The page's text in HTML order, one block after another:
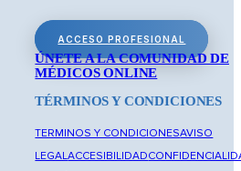
ACCESO PROFESIONAL
ÚNETE A LA COMUNIDAD DE
MÉDICOS ONLINE
TÉRMINOS Y CONDICIONES
TERMINOS Y CONDICIONESAVISO
LEGALACCESIBILIDAD